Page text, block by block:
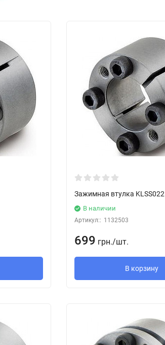
Зажимная втулка KLSS022
В наличии
Артикул:: 1132503
699 грн./шт.
В корзину